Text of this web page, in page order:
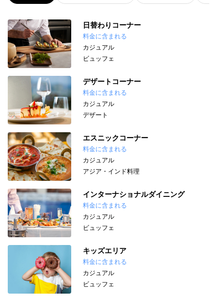
日替わりコーナー
料金に含まれる
カジュアル
ビュッフェ
デザートコーナー
料金に含まれる
カジュアル
デザート
エスニックコーナー
料金に含まれる
カジュアル
アジア・インド料理
インターナショナルダイニング
料金に含まれる
カジュアル
ビュッフェ
キッズエリア
料金に含まれる
カジュアル
ビュッフェ